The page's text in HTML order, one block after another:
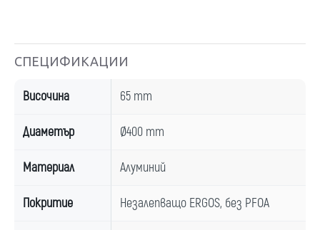
СПЕЦИФИКАЦИИ
Височина 65 mm
Диаметър Ø400 mm
Материал Алуминий
Покритие Незалепващо ERGOS, без PFOA